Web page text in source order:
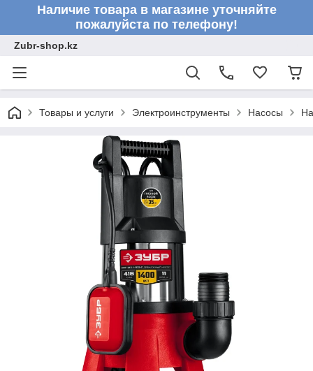
Наличие товара в магазине уточняйте
пожалуйста по телефону!
Zubr-shop.kz
Товары и услуги Электроинструменты Насосы